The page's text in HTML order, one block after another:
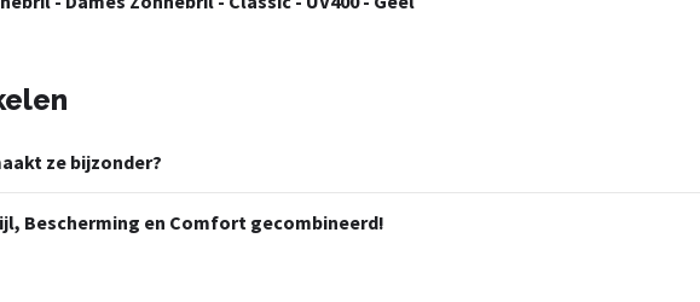
ze bijzonder?
Bescherming en Comfort gecombineerd!